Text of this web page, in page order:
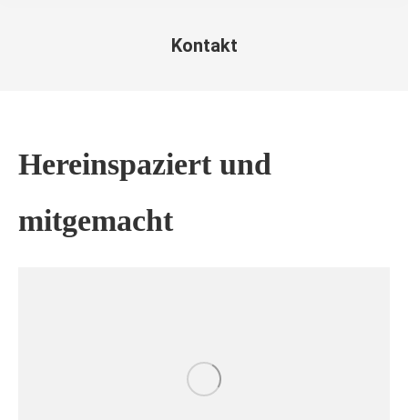
Kontakt
Hereinspaziert und
mitgemacht